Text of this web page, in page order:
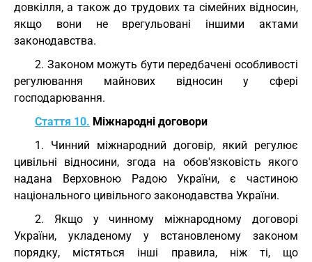
довкілля, а також до трудових та сімейних відносин,
якщо вони не врегульовані іншими актами
законодавства.
2. Законом можуть бути передбачені особливості
регулювання майнових відносин у сфері
господарювання.
Стаття 10. Міжнародні договори
1. Чинний міжнародний договір, який регулює
цивільні відносини, згода на обов'язковість якого
надана Верховною Радою України, є частиною
національного цивільного законодавства України.
2. Якщо у чинному міжнародному договорі
України, укладеному у встановленому законом
порядку, містяться інші правила, ніж ті, що